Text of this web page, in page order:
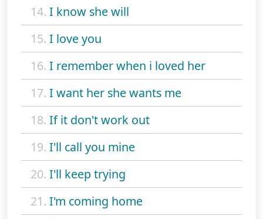
14. I know she will
15. I love you
16. I remember when i loved her
17. I want her she wants me
18. If it don't work out
19. I'll call you mine
20. I'll keep trying
21. I'm coming home